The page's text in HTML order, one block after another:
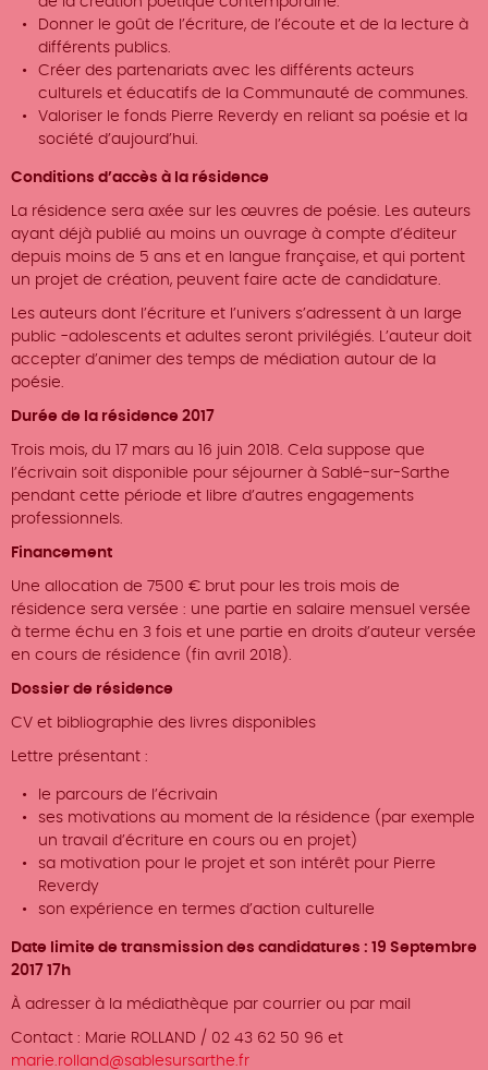
Donner le goût de l’écriture, de l’écoute et de la lecture à
différents publics.
Créer des partenariats avec les différents acteurs
culturels et éducatifs de la Communauté de communes.
Valoriser le fonds Pierre Reverdy en reliant sa poésie et la
société d’aujourd’hui.
Conditions d’accès à la résidence
La résidence sera axée sur les œuvres de poésie. Les auteurs
ayant déjà publié au moins un ouvrage à compte d’éditeur
depuis moins de 5 ans et en langue française, et qui portent
un projet de création, peuvent faire acte de candidature.
Les auteurs dont l’écriture et l’univers s’adressent à un large
public -adolescents et adultes seront privilégiés. L’auteur doit
accepter d’animer des temps de médiation autour de la
poésie.
Durée de la résidence 2017
Trois mois, du 17 mars au 16 juin 2018. Cela suppose que
l’écrivain soit disponible pour séjourner à Sablé-sur-Sarthe
pendant cette période et libre d’autres engagements
professionnels.
Financement
Une allocation de 7500 € brut pour les trois mois de
résidence sera versée : une partie en salaire mensuel versée
à terme échu en 3 fois et une partie en droits d’auteur versée
en cours de résidence (fin avril 2018).
Dossier de résidence
CV et bibliographie des livres disponibles
Lettre présentant :
le parcours de l’écrivain
ses motivations au moment de la résidence (par exemple
un travail d’écriture en cours ou en projet)
sa motivation pour le projet et son intérêt pour Pierre
Reverdy
son expérience en termes d’action culturelle
Date limite de transmission des candidatures : 19 Septembre
2017 17h
À adresser à la médiathèque par courrier ou par mail
Contact : Marie ROLLAND / 02 43 62 50 96 et
marie.rolland@sablesursarthe.fr